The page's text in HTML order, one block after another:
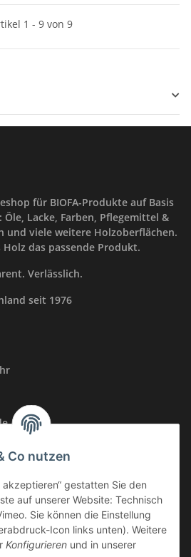
Co nutzen
akzeptieren“ gestatten Sie den
auf unserer Website: Technisch
Sie können die Einstellung
Icon links unten). Weitere
Konfigurieren und in unserer
1 - 9 von 9
für BIOFA-Produkte auf Basis
Lacke, Farben, Pflegemittel &
und viele weitere Holzoberflächen.
das passende Produkt.
Verlässlich.
seit 1976